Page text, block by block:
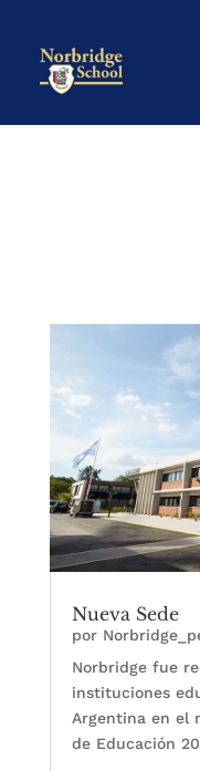
Nueva Sede
por
Norbridge fue
instituciones
Argentina en el
de Educación